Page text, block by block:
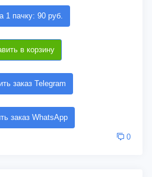
1 пачку: 90 руб.
в корзину
заказ Telegram
заказ WhatsApp
0